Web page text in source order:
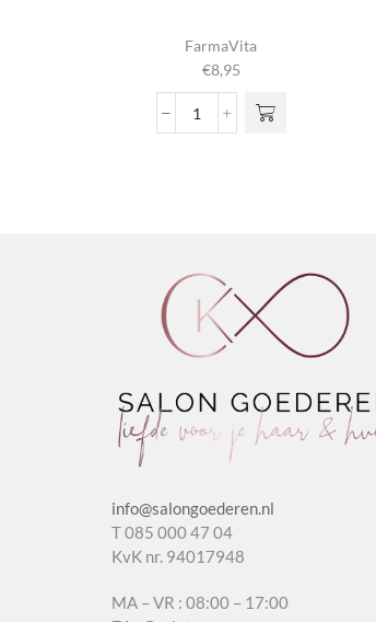
FarmaVita
€8,95
Life
heeft
meerdere
optie kan
info@salongoederen.nl
T 085 000 47 04
KvK nr. 94017948
MA – VR : 08:00 – 17:00